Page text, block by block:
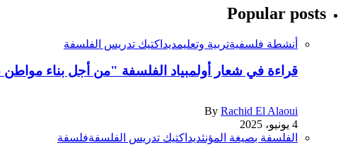
Popular posts
أنشطة فلسفيةتربية وتعليمديداكتيك تدريس الفلسفة
قراءة في شعار أولمبياد الفلسفة "من أجل بناء مواطن
By Rachid El Alaoui
4 يونيو، 2025
الفلسفة بصيغة المؤنثديداكتيك تدريس الفلسفةفلسفة